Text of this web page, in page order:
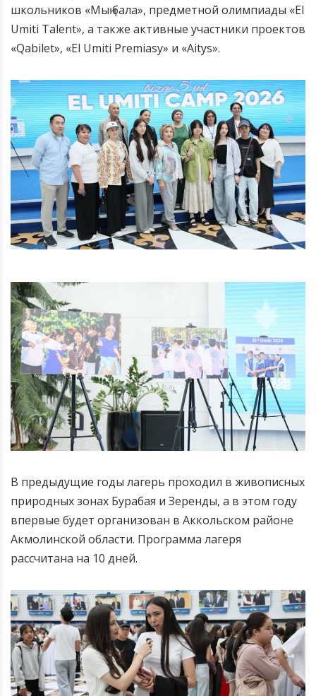
школьников «Мың бала», предметной олимпиады «El
Umiti Talent», а также активные участники проектов
«Qabilet», «El Umiti Premiasy» и «Aitys».
В предыдущие годы лагерь проходил в живописных
природных зонах Бурабая и Зеренды, а в этом году
впервые будет организован в Аккольском районе
Акмолинской области. Программа лагеря
рассчитана на 10 дней.